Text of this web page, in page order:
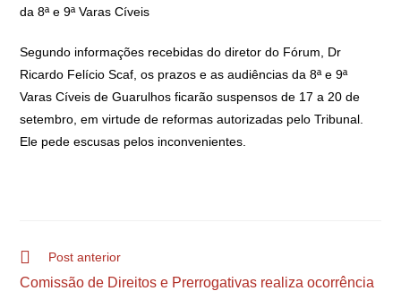
da 8ª e 9ª Varas Cíveis
Segundo informações recebidas do diretor do Fórum, Dr
Ricardo Felício Scaf, os prazos e as audiências da 8ª e 9ª
Varas Cíveis de Guarulhos ficarão suspensos de 17 a 20 de
setembro, em virtude de reformas autorizadas pelo Tribunal.
Ele pede escusas pelos inconvenientes.
Post anterior
Comissão de Direitos e Prerrogativas realiza ocorrência